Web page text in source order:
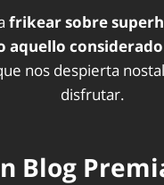
frikear sobre
aquello
nos despierta
disfrutar.
Blog